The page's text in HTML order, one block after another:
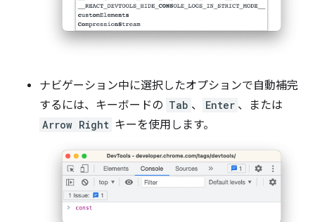
ナビゲーション中に選択したオプションで自動補完
するには、キーボードの Tab 、 Enter 、または
Arrow Right キーを使用します。